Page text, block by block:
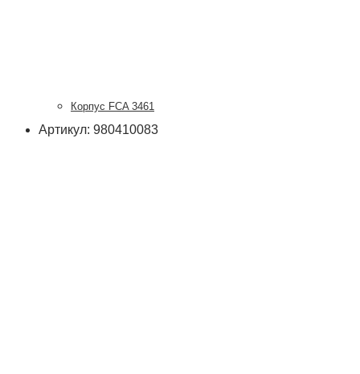
Корпус FCA 3461
Артикул: 980410083